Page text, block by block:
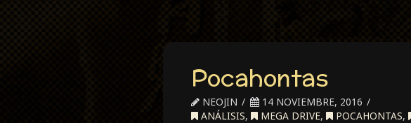
Pocahontas
NEOJIN
14 NOVIEMBRE, 2016
ANÁLISIS, MEGA DRIVE, POCAHONTAS,